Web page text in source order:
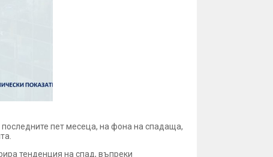
пет месеца, на фона на спадаща,
тенденция на спад, въпреки